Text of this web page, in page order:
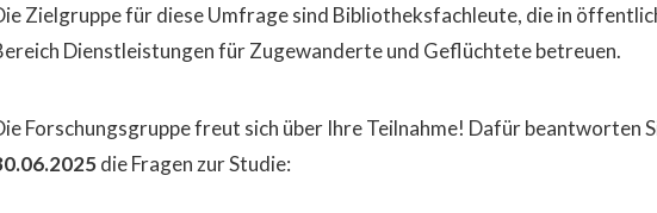
Zielgruppe für diese Umfrage sind Bibliotheksfachleute, die in
Dienstleistungen für Zugewanderte und Geflüchtete betreuen.
Forschungsgruppe freut sich über Ihre Teilnahme! Dafür beantworten
die Fragen zur Studie: